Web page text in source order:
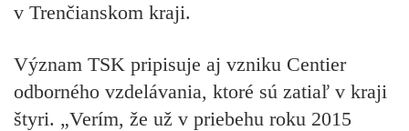
v Trenčianskom kraji.
Význam TSK pripisuje aj vzniku Centier
odborného vzdelávania, ktoré sú zatiaľ v kraji
štyri. „Verím, že už v priebehu roku 2015